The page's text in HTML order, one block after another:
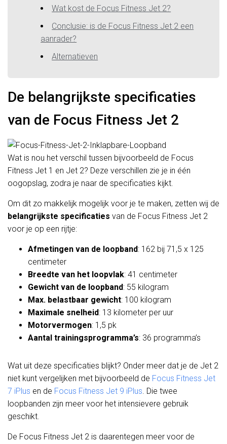
Wat kost de Focus Fitness Jet 2?
Conclusie: is de Focus Fitness Jet 2 een
aanrader?
Alternatieven
De belangrijkste specificaties
van de Focus Fitness Jet 2
Wat is nou het verschil tussen bijvoorbeeld de Focus
Fitness Jet 1 en Jet 2? Deze verschillen zie je in één
oogopslag, zodra je naar de specificaties kijkt.
Om dit zo makkelijk mogelijk voor je te maken, zetten wij de
belangrijkste specificaties van de Focus Fitness Jet 2
voor je op een rijtje:
Afmetingen van de loopband: 162 bij 71,5 x 125
centimeter
Breedte van het loopvlak: 41 centimeter
Gewicht van de loopband: 55 kilogram
Max. belastbaar gewicht: 100 kilogram
Maximale snelheid: 13 kilometer per uur
Motorvermogen: 1,5 pk
Aantal trainingsprogramma’s: 36 programma’s
Wat uit deze specificaties blijkt? Onder meer dat je de Jet 2
niet kunt vergelijken met bijvoorbeeld de Focus Fitness Jet
7 iPlus en de Focus Fitness Jet 9 iPlus. Die twee
loopbanden zijn meer voor het intensievere gebruik
geschikt.
De Focus Fitness Jet 2 is daarentegen meer voor de